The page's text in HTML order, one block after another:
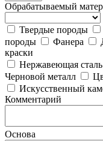
Обрабатываемый
Твердые породы
породы
Фанера
краски
Нержавеющая сталь
Черновой металл
Искусственный
Комментарий
Основа